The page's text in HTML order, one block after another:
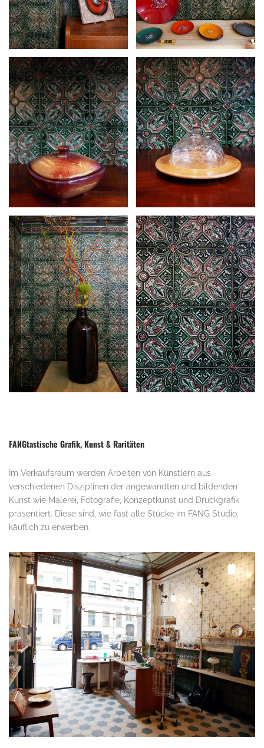
FANGtastische Grafik, Kunst & Raritäten
Im Verkaufsraum werden Arbeiten von Künstlern aus
verschiedenen Disziplinen der angewandten und bildenden
Kunst wie Malerei, Fotografie, Konzeptkunst und Druckgrafik
präsentiert. Diese sind, wie fast alle Stücke im FANG Studio,
käuflich zu erwerben.